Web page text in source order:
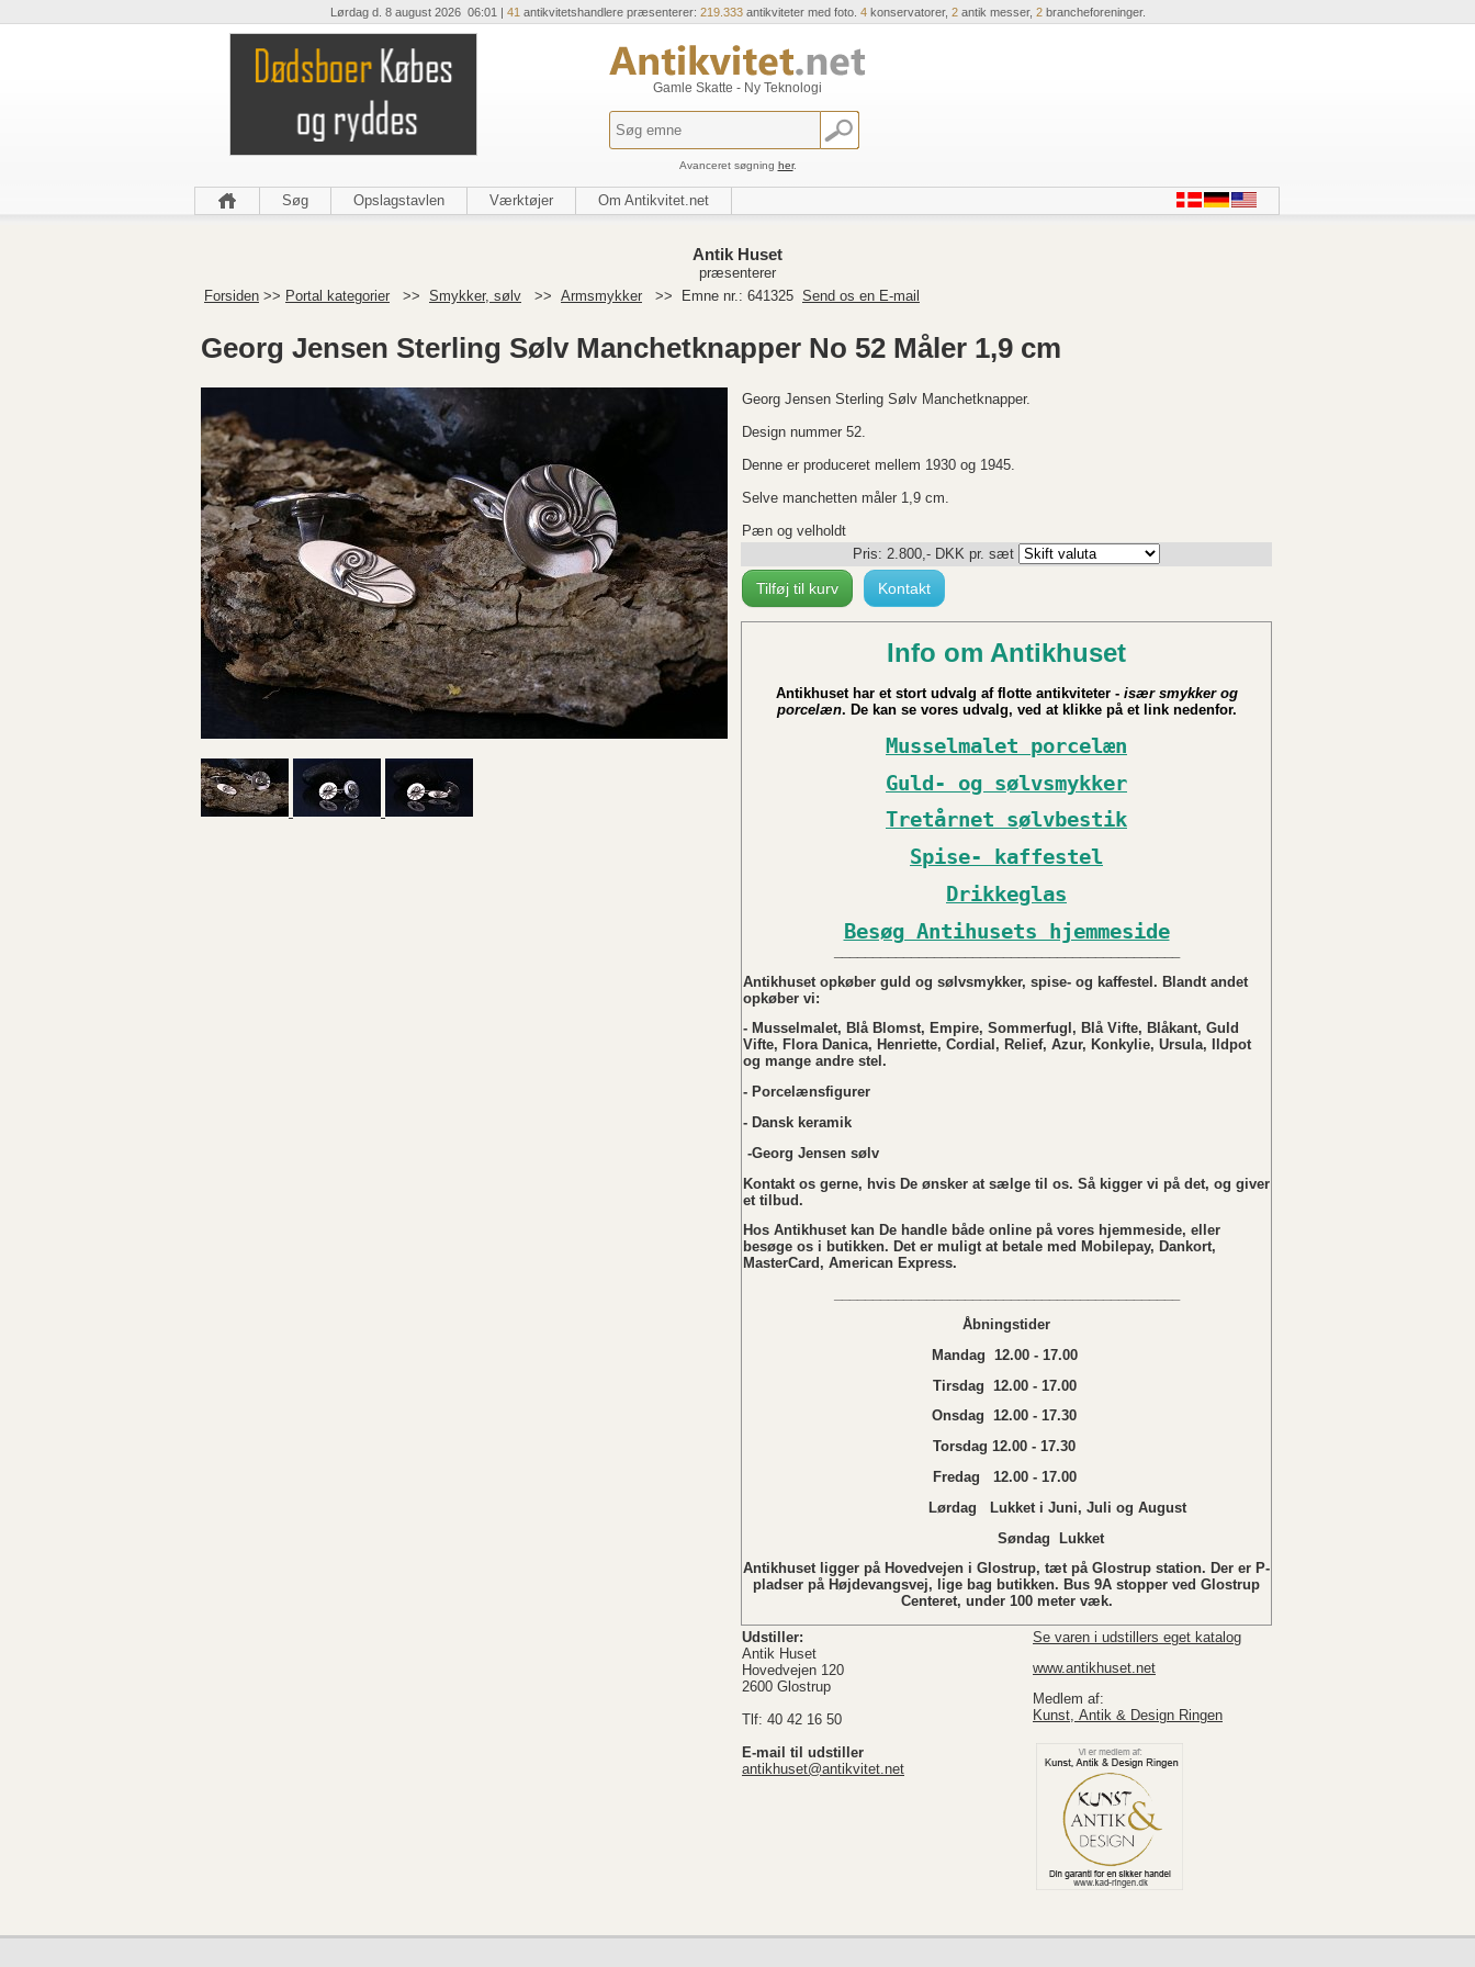
Lørdag d. 8 august 2026 06:01 | 41 antikvitetshandlere præsenterer: 219.333antikviteter med foto. 4konservatorer, 2antik messer, 2brancheforeninger.
Gamle Skatte - Ny Teknologi
Avanceret søgning her.
Søg Opslagstavlen Værktøjer Om Antikvitet.net
Antik Huset
præsenterer
Forsiden >> Portal kategorier >> Smykker, sølv >> Armsmykker >> Emne nr.: 641325 Send os en E-mail
Georg Jensen Sterling Sølv Manchetknapper No 52 Måler 1,9 cm
Georg Jensen Sterling Sølv Manchetknapper.
Design nummer 52.
Denne er produceret mellem 1930 og 1945.
Selve manchetten måler 1,9 cm.
Pæn og velholdt
Pris: 2.800,- DKK pr. sæt
Tilføj til kurv Kontakt
Info om Antikhuset
Antikhuset har et stort udvalg af flotte antikviteter - især smykker og
porcelæn. De kan se vores udvalg, ved at klikke på et link nedenfor.
Musselmalet porcelæn
Guld- og sølvsmykker
Tretårnet sølvbestik
Spise- kaffestel
Drikkeglas
Besøg Antihusets hjemmeside
Antikhuset opkøber guld og sølvsmykker, spise- og kaffestel. Blandt andet
opkøber vi:
- Musselmalet, Blå Blomst, Empire, Sommerfugl, Blå Vifte, Blåkant, Guld
Vifte, Flora Danica, Henriette, Cordial, Relief, Azur, Konkylie, Ursula, Ildpot
og mange andre stel.
- Porcelænsfigurer
- Dansk keramik
-Georg Jensen sølv
Kontakt os gerne, hvis De ønsker at sælge til os. Så kigger vi på det, og giver
et tilbud.
Hos Antikhuset kan De handle både online på vores hjemmeside, eller
besøge os i butikken. Det er muligt at betale med Mobilepay, Dankort,
MasterCard, American Express.
Åbningstider
Mandag 12.00 - 17.00
Tirsdag 12.00 - 17.00
Onsdag 12.00 - 17.30
Torsdag 12.00 - 17.30
Fredag 12.00 - 17.00
Lørdag Lukket i Juni, Juli og August
Søndag Lukket
Antikhuset ligger på Hovedvejen i Glostrup, tæt på Glostrup station. Der er P-
pladser på Højdevangsvej, lige bag butikken. Bus 9A stopper ved Glostrup
Centeret, under 100 meter væk.
Udstiller:
Antik Huset
Hovedvejen 120
2600 Glostrup
Tlf: 40 42 16 50
E-mail til udstiller
antikhuset@antikvitet.net
Se varen i udstillers eget katalog
www.antikhuset.net
Medlem af:
Kunst, Antik & Design Ringen